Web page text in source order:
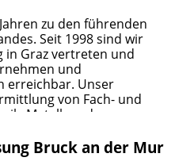
zu den führenden
Seit 1998 sind wir
in Graz vertreten und
und
erreichbar. Unser
von Fach- und
Metall- und
Weiterlesen …
Bruck an der Mur